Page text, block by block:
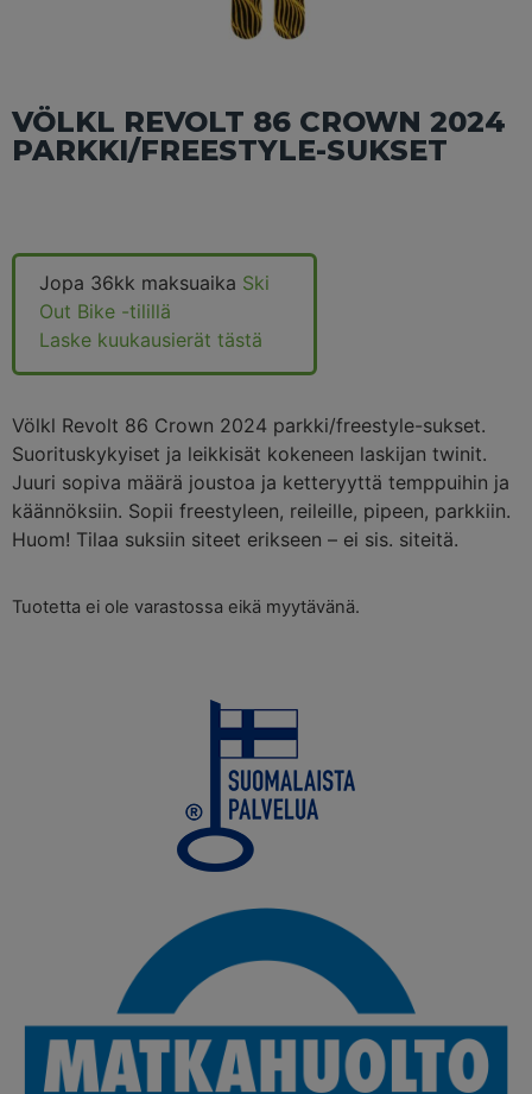
VÖLKL REVOLT 86 CROWN 2024
PARKKI/FREESTYLE-SUKSET
Jopa 36kk maksuaika Ski
Out Bike -tilillä
Laske kuukausierät tästä
Völkl Revolt 86 Crown 2024 parkki/freestyle-sukset.
Suorituskykyiset ja leikkisät kokeneen laskijan twinit.
Juuri sopiva määrä joustoa ja ketteryyttä temppuihin ja
käännöksiin. Sopii freestyleen, reileille, pipeen, parkkiin.
Huom! Tilaa suksiin siteet erikseen – ei sis. siteitä.
Tuotetta ei ole varastossa eikä myytävänä.